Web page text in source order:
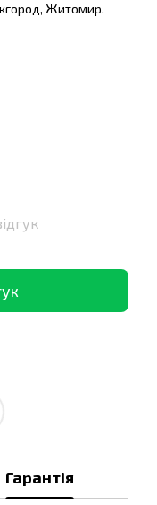
Житомир,
Гарантія